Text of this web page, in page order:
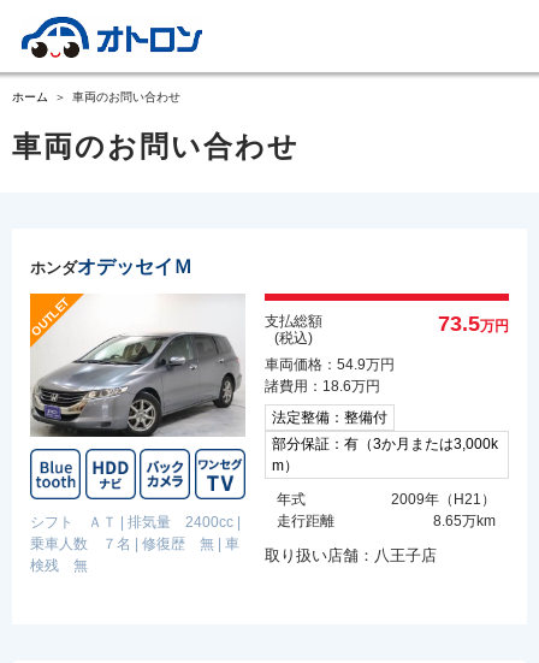
ホーム 車両のお問い合わせ
車両のお問い合わせ
ホンダオデッセイＭ
シフト ＡＴ 排気量 2400cc
乗車人数 ７名
修復歴 無
車
検残 無
支払総額
(税込)
73.5万円
車両価格：54.9万円
諸費用：18.6万円
法定整備：整備付
部分保証：有（3か月または3,000k
m）
年式
2009年（H21）
走行距離
8.65万km
取り扱い店舗：八王子店